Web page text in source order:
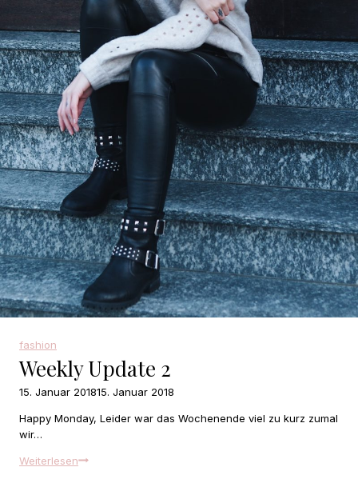
fashion
Weekly Update 2
15. Januar 201815. Januar 2018
Happy Monday, Leider war das Wochenende viel zu kurz zumal
wir…
WeiterlesenWeekly